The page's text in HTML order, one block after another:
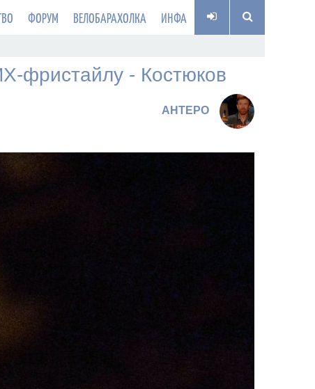
ФОРУМ ВЕЛОБАРАХОЛКА ИНФА
фристайлу - Костюков
AHTEPO